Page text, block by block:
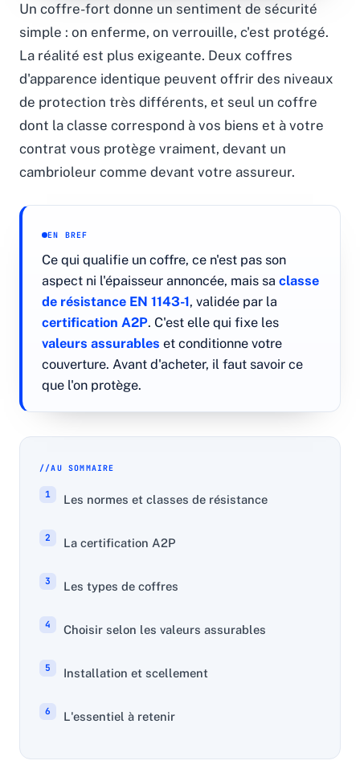
Un coffre-fort donne un sentiment de sécurité
simple : on enferme, on verrouille, c'est protégé.
La réalité est plus exigeante. Deux coffres
d'apparence identique peuvent offrir des niveaux
de protection très différents, et seul un coffre
dont la classe correspond à vos biens et à votre
contrat vous protège vraiment, devant un
cambrioleur comme devant votre assureur.
EN BREF
Ce qui qualifie un coffre, ce n'est pas son
aspect ni l'épaisseur annoncée, mais sa classe
de résistance EN 1143-1, validée par la
certification A2P. C'est elle qui fixe les
valeurs assurables et conditionne votre
couverture. Avant d'acheter, il faut savoir ce
que l'on protège.
AU SOMMAIRE
Les normes et classes de résistance
La certification A2P
Les types de coffres
Choisir selon les valeurs assurables
Installation et scellement
L'essentiel à retenir